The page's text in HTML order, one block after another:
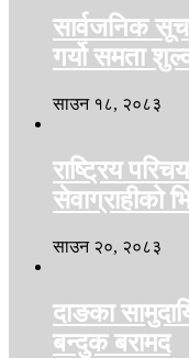
सार्वजनिक
गर्यो समता
साउन १८, २०८३
राष्ट्रिय
सेवाग्राहीको
साउन २०, २०८३
दाङका
बन्दुक बरामद